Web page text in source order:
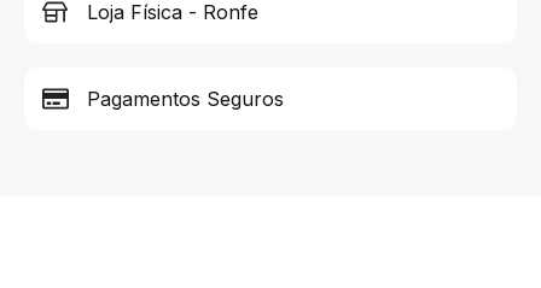
Loja Física - Ronfe
Pagamentos Seguros